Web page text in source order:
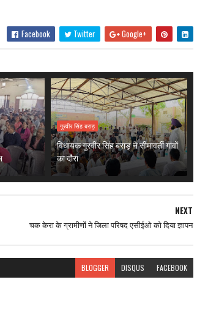
Facebook Twitter Google+
गुरवीर सिंह बराड़
विधायक गुरवीर सिंह बराड़ ने सीमावर्ती गांवों
का दौरा
NEXT
चक केरा के ग्रामीणों ने जिला परिषद एसीईओ को दिया ज्ञापन
BLOGGER DISQUS FACEBOOK